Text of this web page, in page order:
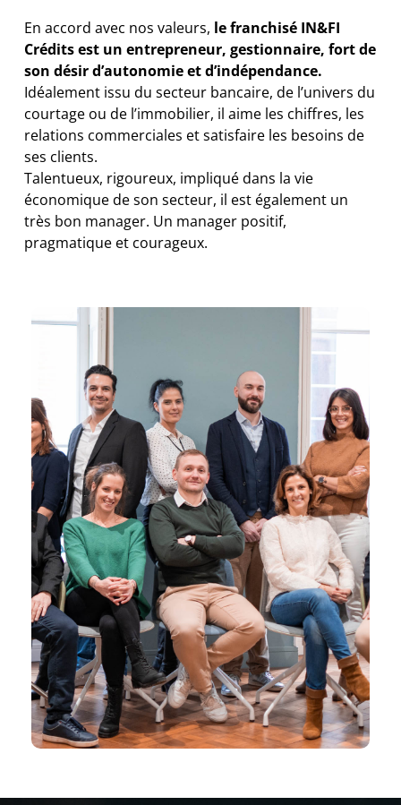
En accord avec nos valeurs, le franchisé IN&FI
Crédits est un entrepreneur, gestionnaire, fort de
son désir d’autonomie et d’indépendance.
Idéalement issu du secteur bancaire, de l’univers du
courtage ou de l’immobilier, il aime les chiffres, les
relations commerciales et satisfaire les besoins de
ses clients.
Talentueux, rigoureux, impliqué dans la vie
économique de son secteur, il est également un
très bon manager. Un manager positif,
pragmatique et courageux.